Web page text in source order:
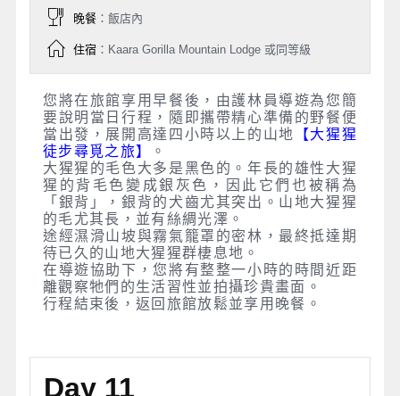
晚餐：飯店內
住宿：Kaara Gorilla Mountain Lodge 或同等級
您將在旅館享用早餐後，由護林員導遊為您簡
要說明當日行程，隨即攜帶精心準備的野餐便
當出發，展開高達四小時以上的山地
【大猩猩
徒步尋覓之旅】
。
大猩猩的毛色大多是黑色的。年長的雄性大猩
猩的背毛色變成銀灰色，因此它們也被稱為
「銀背」，銀背的犬齒尤其突出。山地大猩猩
的毛尤其長，並有絲綢光澤。
途經濕滑山坡與霧氣籠罩的密林，最終抵達期
待已久的山地大猩猩群棲息地。
在導遊協助下，您將有整整一小時的時間近距
離觀察牠們的生活習性並拍攝珍貴畫面。
行程結束後，返回旅館放鬆並享用晚餐。
Day 11